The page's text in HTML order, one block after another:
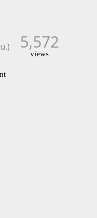
.) 5,572
views